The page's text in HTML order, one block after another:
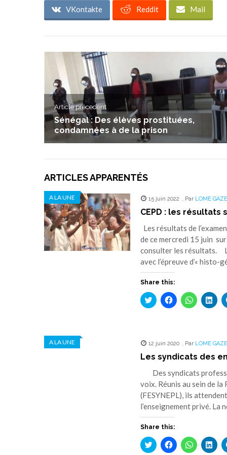
VKontakte Reddit Mail
Article précedent
Sénégal : Des élèves prostituées,
condamnées à de la prison
ARTICLES APPARENTÉS
A LA UNE 15 juin 2022 , Par LOME
CEPD : les
Les résultats de
de ce mercredi 15 juin
consulter les résultats.
avec l’épreuve d’« histo-
Share this:
Cliquez
pour
nouvelle
fenêtre)
Cliquez
pour
nouvelle
fenêtre)
Cliquez
pour
nouvelle
fenêtre)
A LA UNE 12 juin 2020 , Par LOME
Les syndicats des
Des syndicats
voix. Réunis au sein de
(FESYNEPL), ils
l’enseignement privé. La
Share this:
Cliquez
pour
Cliquez
pour
Cliquez
pour